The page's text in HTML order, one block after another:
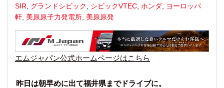
SIR, グランドシビック , シビックVTEC, ホンダ, ヨーロッパ
軒, 美原原子力発電所, 美原原発
エムジャパン公式ホームページはこちら
昨日は朝早めに出て福井県までドライブに。